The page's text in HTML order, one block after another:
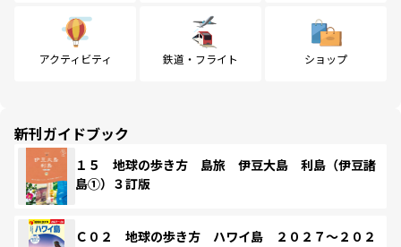
アクティビティ 鉄道・フライト ショップ
新刊ガイドブック
１５ 地球の歩き方 島旅 伊豆大島 利島（伊豆諸
島①）３訂版
Ｃ０２ 地球の歩き方 ハワイ島 ２０２７～２０２